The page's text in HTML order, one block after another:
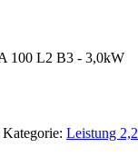
100 L2 B3 - 3,0kW
Kategorie: Leistung